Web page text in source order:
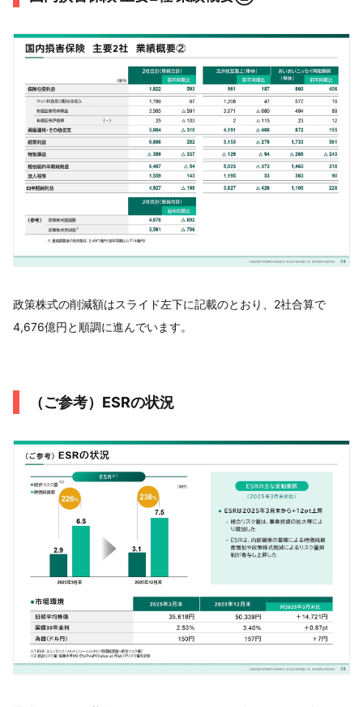
政策株式の削減額はスライド左下に記載のとおり、2社合算で
4,676億円と順調に進んでいます。
（ご参考）ESRの状況